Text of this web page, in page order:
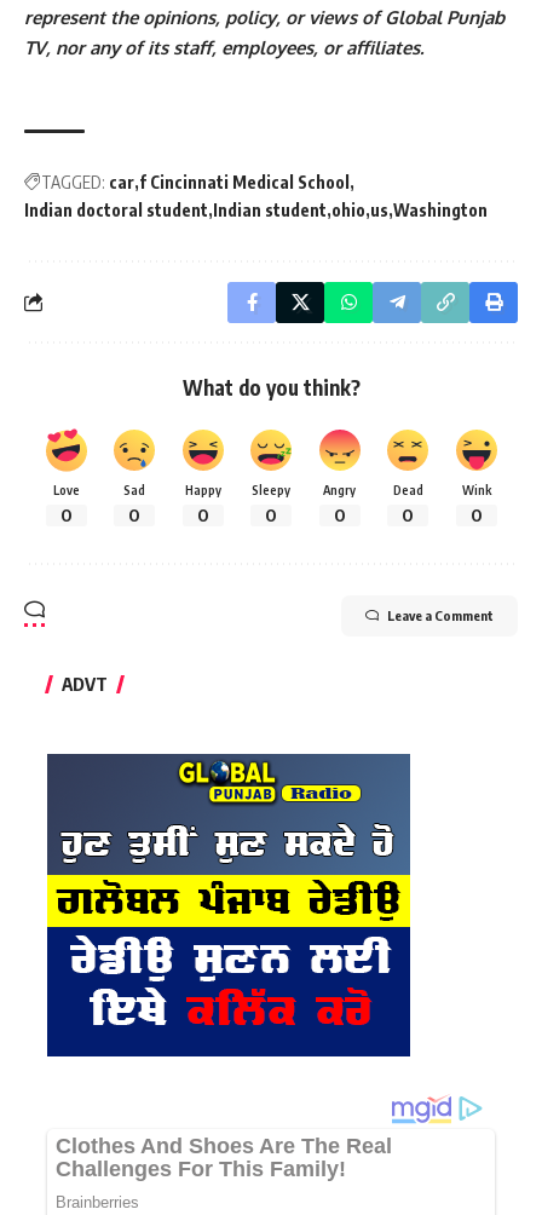
represent the opinions, policy, or views of Global Punjab
TV, nor any of its staff, employees, or affiliates.
TAGGED: car f Cincinnati Medical School
Indian doctoral student Indian student ohio us Washington
What do you think?
Love
0
Sad
0
Happy
0
Sleepy
0
Angry
0
Dead
0
Wink
0
Leave a Comment
ADVT